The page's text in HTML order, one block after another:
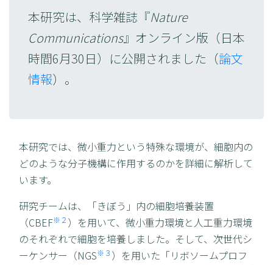
本研究は、科学雑誌『Nature
Communications』オンライン版（日本
時間6月30日）に公開されました（論文
情報）。
本研究では、微小重力という特殊な環境が、細胞内の
どのような分子機構に作用するのかを詳細に解析して
います。
研究チームは、「きぼう」内の細胞培養装置
（CBEF※２ ）を用いて、微小重力環境と人工重力環境
のそれぞれで細胞を培養しました。そして、次世代シ
ーケンサー（NGS※３ ）を用いた「リボソームプロフ